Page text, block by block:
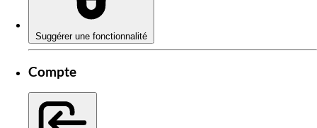
Suggérer une fonctionnalité
Compte